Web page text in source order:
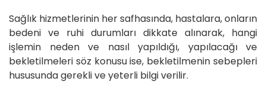
Sağlık hizmetlerinin her safhasında, hastalara, onların
bedeni ve ruhi durumları dikkate alınarak, hangi
işlemin neden ve nasıl yapıldığı, yapılacağı ve
bekletilmeleri söz konusu ise, bekletilmenin sebepleri
hususunda gerekli ve yeterli bilgi verilir.